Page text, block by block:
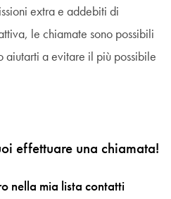
extra e addebiti di
le chiamate sono possibili
aiutarti a evitare il più possibile
effettuare una chiamata!
nella mia lista contatti